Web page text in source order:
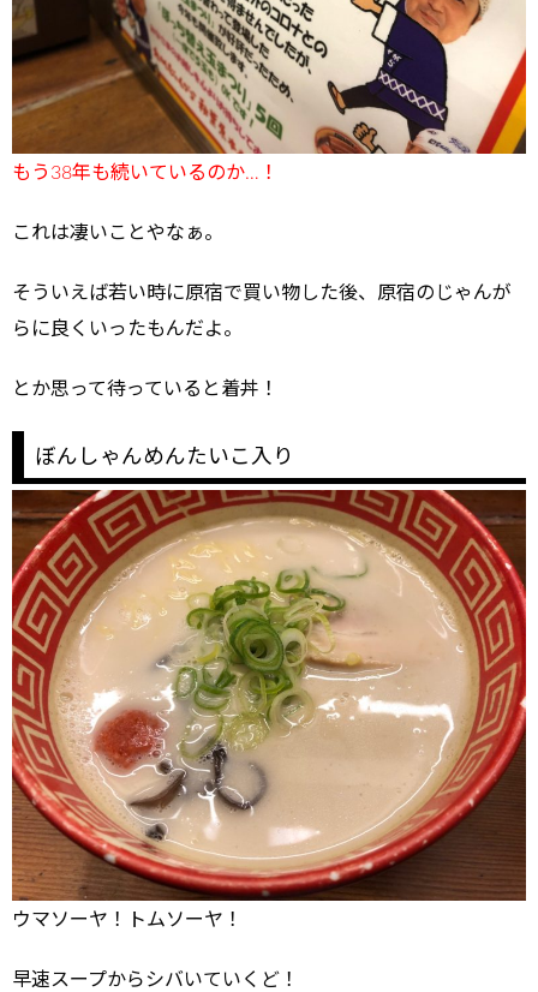
もう38年も続いているのか…！
これは凄いことやなぁ。
そういえば若い時に原宿で買い物した後、原宿のじゃんが
らに良くいったもんだよ。
とか思って待っていると着丼！
ぼんしゃんめんたいこ入り
ウマソーヤ！トムソーヤ！
早速スープからシバいていくど！